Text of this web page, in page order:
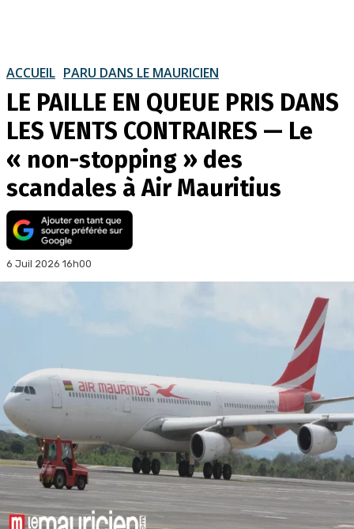
ACCUEIL PARU DANS LE MAURICIEN
LE PAILLE EN QUEUE PRIS DANS
LES VENTS CONTRAIRES — Le
« non-stopping » des
scandales à Air Mauritius
6 Juil 2026 16h00